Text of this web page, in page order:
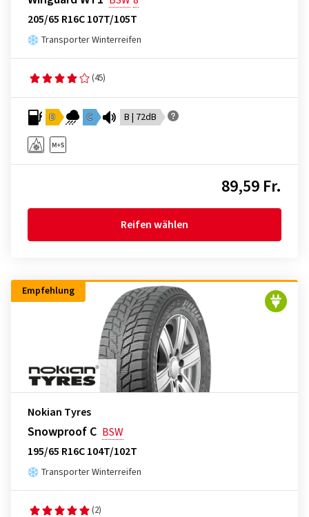
205/65 R16C 107T/105T
Transporter Winterreifen
(45)
D C B | 72dB
89,59 Fr.
Reifen wählen
Empfehlung
Nokian Tyres
Snowproof C BSW
195/65 R16C 104T/102T
Transporter Winterreifen
(2)